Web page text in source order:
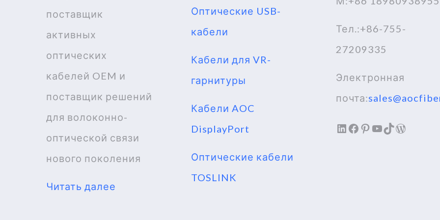
поставщик
активных
оптических
кабелей OEM и
поставщик решений
для волоконно-
оптической связи
нового поколения
Читать далее
Оптические USB-
кабели
Кабели для VR-
гарнитуры
Кабели AOC
DisplayPort
Оптические кабели
TOSLINK
Тел.:+86-755-
27209335
Электронная
почта:
LinkedIn
Facebook
Pinterest
YouTube
TikTok